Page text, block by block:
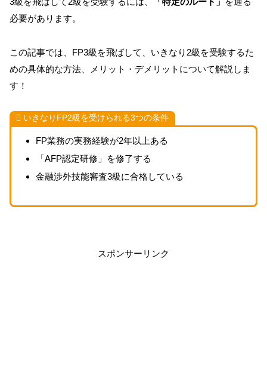
必要があります。
この記事では、FP3級を飛ばして、いきなり2級を受験するた
めの具体的な方法、メリット・デメリットについて解説しま
す！
いきなりFP2級を受けられる3つの条件
FP業務の実務経験が2年以上ある
「AFP認定研修」を修了する
金融渉外技能審査3級に合格している
スポンサーリンク